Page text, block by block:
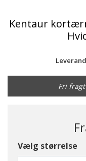
Kentaur
Fri
Vælg størrelse